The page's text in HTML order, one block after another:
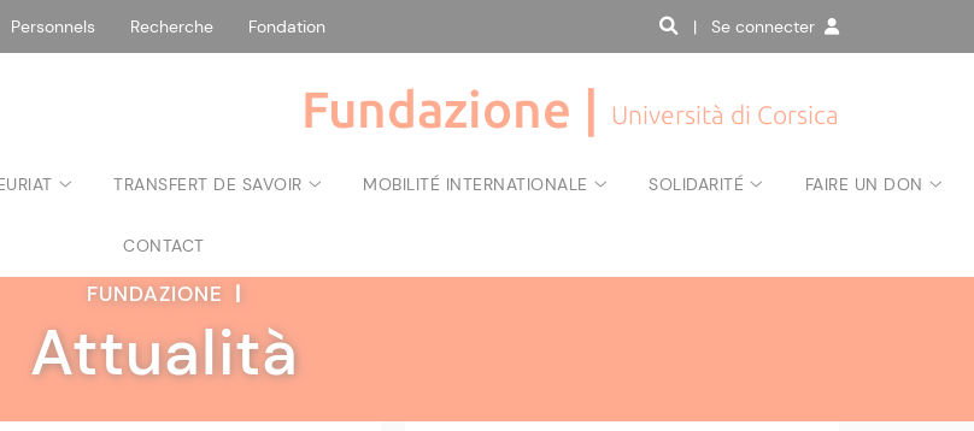
Personnels Recherche Fondation | Se connecter
Fundazione | Università di Corsica
TRANSFERT DE SAVOIR MOBILITÉ INTERNATIONALE SOLIDARITÉ FAIRE UN DON
CONTACT
FUNDAZIONE |
Attualità